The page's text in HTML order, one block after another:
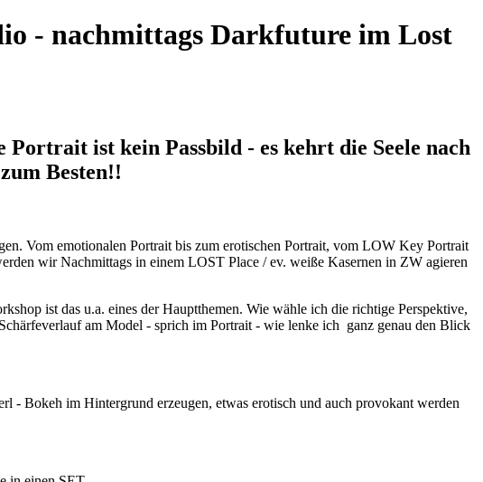
- nachmittags Darkfuture im Lost
ist kein Passbild - es kehrt die Seele nach
Besten!!
Vom emotionalen Portrait bis zum erotischen Portrait, vom LOW Key Portrait
wir Nachmittags in einem LOST Place / ev. weiße Kasernen in ZW agieren
ist das u.a. eines der Hauptthemen. Wie wähle ich die richtige Perspektive,
am Model - sprich im Portrait - wie lenke ich ganz genau den Blick
- Bokeh im Hintergrund erzeugen, etwas erotisch und auch provokant werden